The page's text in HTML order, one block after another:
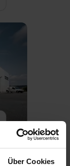
Über Cookies